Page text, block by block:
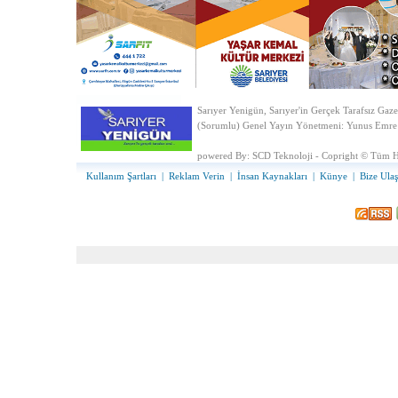
Sarıyer Yenigün, Sarıyer'in Gerçek Tarafsız
(Sorumlu) Genel Yayın Yönetmeni: Yunus
powered By: SCD Teknoloji - Copright © Tüm
Kullanım Şartları Reklam Verin İnsan Kaynakları Künye Bize